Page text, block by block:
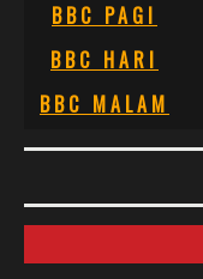
BBC PAGI
BBC HARI
BBC MALAM